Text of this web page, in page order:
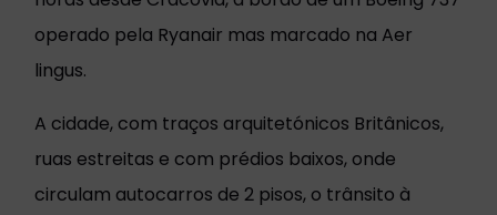
operado pela Ryanair mas marcado na Aer
lingus.
A cidade, com traços arquitetónicos Britânicos,
ruas estreitas e com prédios baixos, onde
circulam autocarros de 2 pisos, o trânsito à